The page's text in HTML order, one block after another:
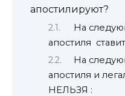
апостилируют?
На
апостиля
На
апостиля и
НЕЛЬЗЯ :